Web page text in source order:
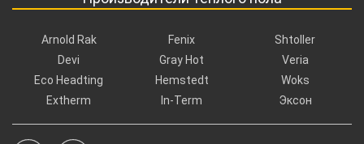
Arnold Rak
Devi
Eco Headting
Extherm
Fenix
Gray Hot
Hemstedt
In-Term
Shtoller
Veria
Woks
Эксон